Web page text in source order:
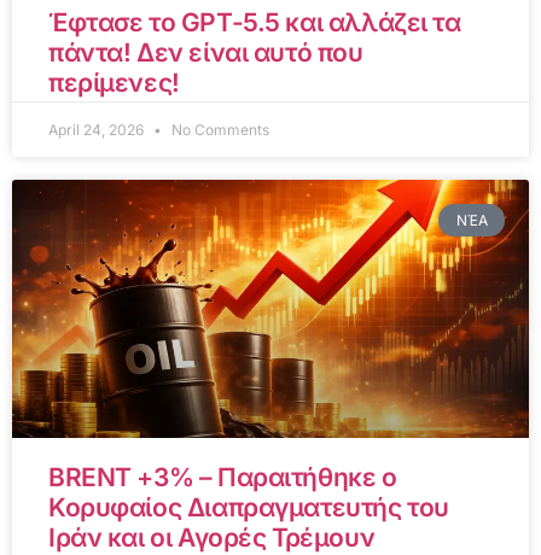
Έφτασε το GPT-5.5 και αλλάζει τα
πάντα! Δεν είναι αυτό που
περίμενες!
April 24, 2026 No Comments
ΝΈΑ
BRENT +3% – Παραιτήθηκε ο
Κορυφαίος Διαπραγματευτής του
Ιράν και οι Αγορές Τρέμουν